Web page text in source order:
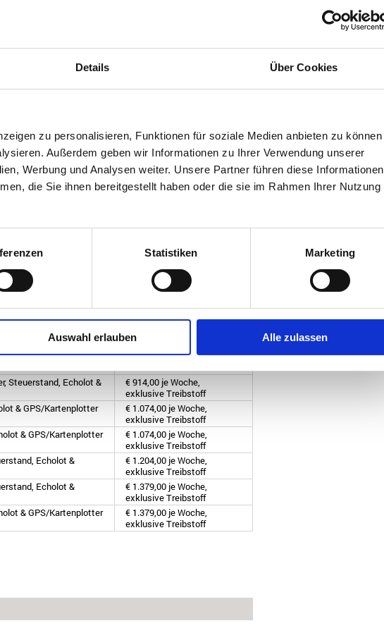
Details Über Cookies
zu personalisieren, Funktionen für soziale Medien anbieten zu können
Außerdem geben wir Informationen zu Ihrer Verwendung unserer
Werbung und Analysen weiter. Unsere Partner führen diese Informationen
die Sie ihnen bereitgestellt haben oder die sie im Rahmen Ihrer Nutzung
Statistiken Marketing
Auswahl erlauben Alle zulassen
Echolot &
Steuerstand, Echolot &
& GPS/Kartenplotter
& GPS/Kartenplotter
Echolot &
€ 1.249,00 je Woche,
exklusive Treibstoff
Echolot &
€ 1.429,00 je Woche,
exklusive Treibstoff
& GPS/Kartenplotter
€ 1.429,00 je Woche,
Steuerstand, Echolot &
€ 609,00 je Woche,
exklusive Treibstoff
exklusive Treibstoff
Steuerstand, Echolot &
€ 1.074,00 je Woche,
Steuerstand, Echolot &
€ 914,00 je Woche,
exklusive Treibstoff
& GPS/Kartenplotter
€ 1.074,00 je Woche,
exklusive Treibstoff
& GPS/Kartenplotter
€ 1.074,00 je Woche,
exklusive Treibstoff
Echolot &
€ 1.204,00 je Woche,
exklusive Treibstoff
Echolot &
€ 1.379,00 je Woche,
exklusive Treibstoff
& GPS/Kartenplotter
€ 1.379,00 je Woche,
exklusive Treibstoff